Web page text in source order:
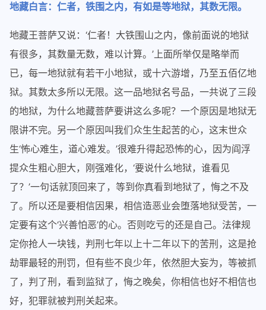
地藏白言：仁者，铁围之内，有如是等地狱，其数无限。
地藏王菩萨又说：‘仁者！大铁围山之内，像前面说的地狱
有很多，其数量无数，难以计算。’上面所举仅是略举而
已，每一地狱就有若干小地狱，或十六游增，乃至五佰亿地
狱。其数太多所以无限。这一品地狱名号品，一共说了三段
的地狱，为什么地藏菩萨要讲这么多呢？一个原因是地狱无
限讲不完。另一个原因叫我们众生生起苦的心，这末世众
生‘怖心难生，道心难发。’很难升得起恐怖的心，因为阎浮
提众生粗心胆大，刚强难化，‘要说什么地狱，谁看见
了？’一句话就顶回来了，等到你真看到地狱了，悔之不及
了。所以还是要相信因果，相信造恶业会堕落地狱受苦，一
定要有这个‘兴善怕恶’的心。否则吃亏的还是自己。法律规
定你抢人一块钱，判刑七年以上十二年以下的苦刑，这是抢
劫罪最轻的刑罚，但有些不良少年，依然胆大妄为，等被抓
了，判了刑，看到监狱了，悔之晚矣，你相信也好不相信也
好，犯罪就被判刑关起来。